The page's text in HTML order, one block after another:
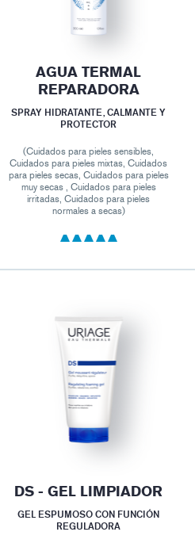
AGUA TERMAL
REPARADORA
SPRAY HIDRATANTE, CALMANTE Y
PROTECTOR
(Cuidados para pieles sensibles,
Cuidados para pieles mixtas, Cuidados
para pieles secas, Cuidados para pieles
muy secas , Cuidados para pieles
irritadas, Cuidados para pieles
normales a secas)
DS - GEL LIMPIADOR
GEL ESPUMOSO CON FUNCIÓN
REGULADORA